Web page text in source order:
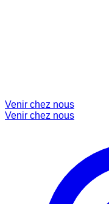
Venir chez nous
Venir chez nous